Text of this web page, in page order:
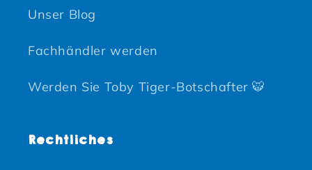
Unser Blog
Fachhändler werden
Werden Sie Toby Tiger-Botschafter 🐯
Rechtliches